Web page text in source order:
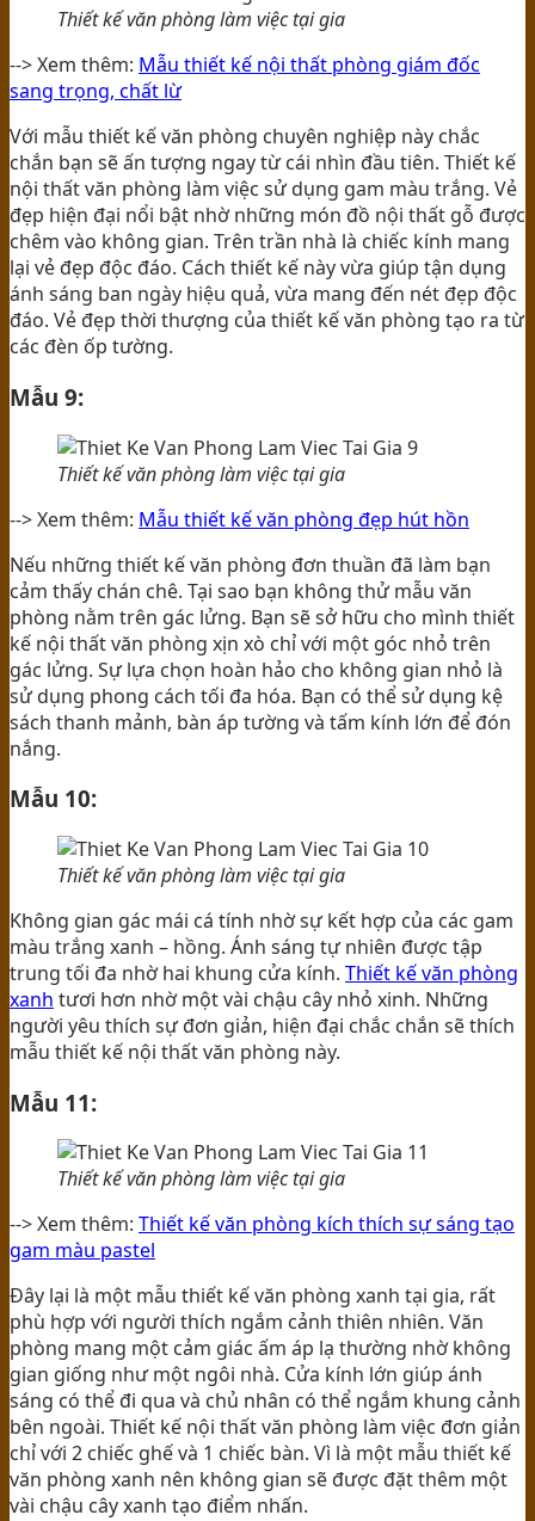
Thiết kế văn phòng làm việc tại gia
--> Xem thêm: Mẫu thiết kế nội thất phòng giám đốc
sang trọng, chất lừ
Với mẫu thiết kế văn phòng chuyên nghiệp này chắc
chắn bạn sẽ ấn tượng ngay từ cái nhìn đầu tiên. Thiết kế
nội thất văn phòng làm việc sử dụng gam màu trắng. Vẻ
đẹp hiện đại nổi bật nhờ những món đồ nội thất gỗ được
chêm vào không gian. Trên trần nhà là chiếc kính mang
lại vẻ đẹp độc đáo. Cách thiết kế này vừa giúp tận dụng
ánh sáng ban ngày hiệu quả, vừa mang đến nét đẹp độc
đáo. Vẻ đẹp thời thượng của thiết kế văn phòng tạo ra từ
các đèn ốp tường.
Mẫu 9:
Thiết kế văn phòng làm việc tại gia
--> Xem thêm: Mẫu thiết kế văn phòng đẹp hút hồn
Nếu những thiết kế văn phòng đơn thuần đã làm bạn
cảm thấy chán chê. Tại sao bạn không thử mẫu văn
phòng nằm trên gác lửng. Bạn sẽ sở hữu cho mình thiết
kế nội thất văn phòng xịn xò chỉ với một góc nhỏ trên
gác lửng. Sự lựa chọn hoàn hảo cho không gian nhỏ là
sử dụng phong cách tối đa hóa. Bạn có thể sử dụng kệ
sách thanh mảnh, bàn áp tường và tấm kính lớn để đón
nắng.
Mẫu 10:
Thiết kế văn phòng làm việc tại gia
Không gian gác mái cá tính nhờ sự kết hợp của các gam
màu trắng xanh – hồng. Ánh sáng tự nhiên được tập
trung tối đa nhờ hai khung cửa kính. Thiết kế văn phòng
xanh tươi hơn nhờ một vài chậu cây nhỏ xinh. Những
người yêu thích sự đơn giản, hiện đại chắc chắn sẽ thích
mẫu thiết kế nội thất văn phòng này.
Mẫu 11:
Thiết kế văn phòng làm việc tại gia
--> Xem thêm: Thiết kế văn phòng kích thích sự sáng tạo
gam màu pastel
Đây lại là một mẫu thiết kế văn phòng xanh tại gia, rất
phù hợp với người thích ngắm cảnh thiên nhiên. Văn
phòng mang một cảm giác ấm áp lạ thường nhờ không
gian giống như một ngôi nhà. Cửa kính lớn giúp ánh
sáng có thể đi qua và chủ nhân có thể ngắm khung cảnh
bên ngoài. Thiết kế nội thất văn phòng làm việc đơn giản
chỉ với 2 chiếc ghế và 1 chiếc bàn. Vì là một mẫu thiết kế
văn phòng xanh nên không gian sẽ được đặt thêm một
vài chậu cây xanh tạo điểm nhấn.